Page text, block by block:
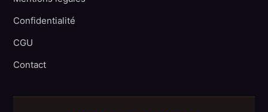
Confidentialité
CGU
Contact